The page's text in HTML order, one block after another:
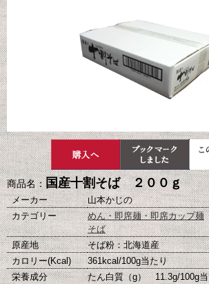
商品名：国産十割そば ２００ｇ
メーカー
山本かじの
カテゴリー
めん・即席麺・即席カップ麺
そば
原産地
そば粉：北海道産
カロリー(Kcal)
361kcal/100g当たり
栄養成分
たん白質（g） 11.3g/100g